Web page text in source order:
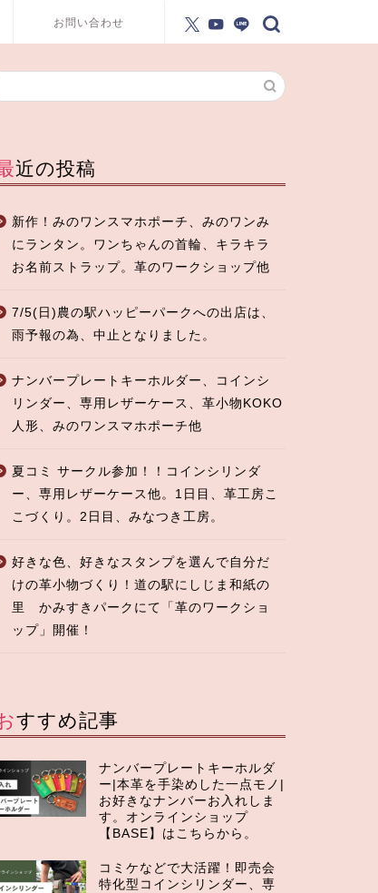
お問い合わせ
最近の投稿
新作！みのワンスマホポーチ、みのワンみ
にランタン。ワンちゃんの首輪、キラキラ
お名前ストラップ。革のワークショップ他
7/5(日)農の駅ハッピーパークへの出店は、
雨予報の為、中止となりました。
ナンバープレートキーホルダー、コインシ
リンダー、専用レザーケース、革小物KOKO
人形、みのワンスマホポーチ他
夏コミ サークル参加！！コインシリンダ
ー、専用レザーケース他。1日目、革工房こ
こづくり。2日目、みなつき工房。
好きな色、好きなスタンプを選んで自分だ
けの革小物づくり！道の駅にしじま和紙の
里 かみすきパークにて「革のワークショ
ップ」開催！
おすすめ記事
ナンバープレートキーホルダ
ー|本革を手染めした一点モノ|
お好きなナンバーお入れしま
す。オンラインショップ
【BASE】はこちらから。
コミケなどで大活躍！即売会
特化型コインシリンダー、専